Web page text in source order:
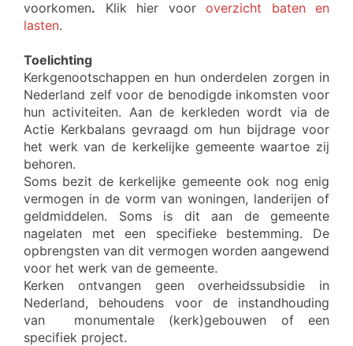
voorkomen. Klik hier voor overzicht baten en
lasten.
Toelichting
Kerkgenootschappen en hun onderdelen zorgen in
Nederland zelf voor de benodigde inkomsten voor
hun activiteiten. Aan de kerkleden wordt via de
Actie Kerkbalans gevraagd om hun bijdrage voor
het werk van de kerkelijke gemeente waartoe zij
behoren.
Soms bezit de kerkelijke gemeente ook nog enig
vermogen in de vorm van woningen, landerijen of
geldmiddelen. Soms is dit aan de gemeente
nagelaten met een specifieke bestemming. De
opbrengsten van dit vermogen worden aangewend
voor het werk van de gemeente.
Kerken ontvangen geen overheidssubsidie in
Nederland, behoudens voor de instandhouding
van monumentale (kerk)gebouwen of een
specifiek project.